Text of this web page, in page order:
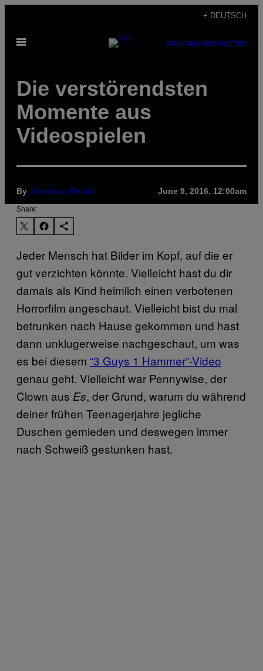
content
+ DEUTSCH
Open
SUBSCRIBENEWSLETTER
Die verstörendsten
Momente aus
Videospielen
By Jonathan Beach June 9, 2016, 12:00am
Share:
Jeder Mensch hat Bilder im Kopf, auf die er
gut verzichten könnte. Vielleicht hast du dir
damals als Kind heimlich einen verbotenen
Horrorfilm angeschaut. Vielleicht bist du mal
betrunken nach Hause gekommen und hast
dann unklugerweise nachgeschaut, um was
es bei diesem “3 Guys 1 Hammer”-Video
genau geht. Vielleicht war Pennywise, der
Clown aus Es, der Grund, warum du während
deiner frühen Teenagerjahre jegliche
Duschen gemieden und deswegen immer
nach Schweiß gestunken hast.